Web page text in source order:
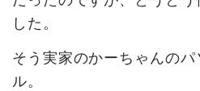
した。
そう実家のかーちゃんの
ル。